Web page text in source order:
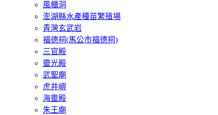
風櫃洞
澎湖縣水產種苗繁殖場
青灣玄武岩
福德祠(馬公市福德祠)
三官殿
靈光殿
武聖廟
虎井嶼
海靈殿
朱王廟